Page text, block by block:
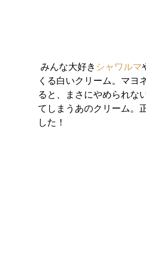
みんな大好き シャワルマ
くる白いクリーム。マヨ
ると、まさにやめられな
てしまうあのクリーム。
した！